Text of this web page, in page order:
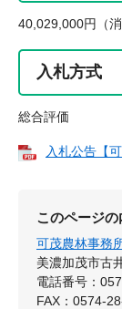
40,029,000円（
入札方式
総合評価
入札公告【
このページ
可茂農林事務
美濃加茂市古
電話番号：
FAX：0574-